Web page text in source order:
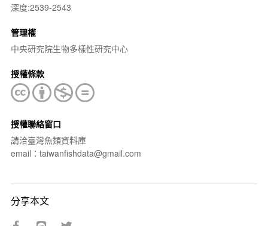
深度:2539-2543
管理權
中央研究院生物多樣性研究中心
授權條款
授權聯絡窗口
請洽臺灣魚類資料庫
email：taiwanfishdata@gmail.com
分享本文